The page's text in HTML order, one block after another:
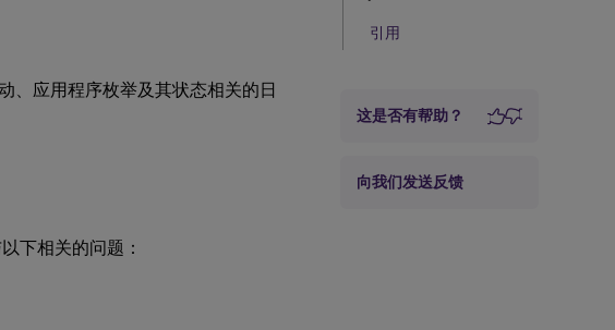
、应用程序枚举及其状态相关的日
下相关的问题：
引用
这是否有帮助？
向我们发送反馈